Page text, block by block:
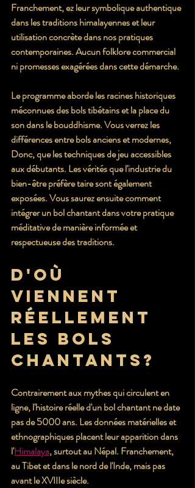
Franchement, ez leur symbolique authentique
dans les traditions himalayennes et leur
utilisation concrète dans nos pratiques
contemporaines. Aucun folklore commercial
ni promesses exagérées dans cette démarche.
Le programme aborde les racines historiques
méconnues des bols tibétains et la place du
son dans le bouddhisme. Vous verrez les
différences entre bols anciens et modernes,
Donc, que les techniques de jeu accessibles
aux débutants. Les vérités que l'industrie du
bien-être préfère taire sont également
exposées. Vous saurez ensuite comment
intégrer un bol chantant dans votre pratique
méditative de manière informée et
respectueuse des traditions.
D'où
viennent
réellement
les bols
chantants?
Contrairement aux mythes qui circulent en
ligne, l'histoire réelle d'un bol chantant ne date
pas de 5000 ans. Les données matérielles et
ethnographiques placent leur apparition dans
l'Himalaya, surtout au Népal. Franchement,
au Tibet et dans le nord de l'Inde, mais pas
avant le XVIIIe siècle.